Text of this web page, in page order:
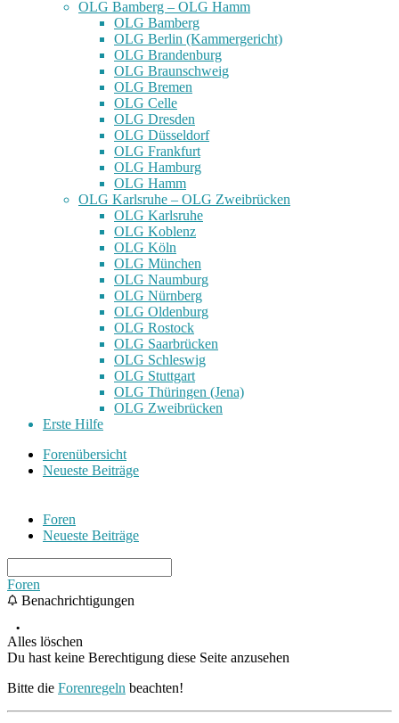
OLG Bamberg – OLG Hamm
OLG Bamberg
OLG Berlin (Kammergericht)
OLG Brandenburg
OLG Braunschweig
OLG Bremen
OLG Celle
OLG Dresden
OLG Düsseldorf
OLG Frankfurt
OLG Hamburg
OLG Hamm
OLG Karlsruhe – OLG Zweibrücken
OLG Karlsruhe
OLG Koblenz
OLG Köln
OLG München
OLG Naumburg
OLG Nürnberg
OLG Oldenburg
OLG Rostock
OLG Saarbrücken
OLG Schleswig
OLG Stuttgart
OLG Thüringen (Jena)
OLG Zweibrücken
Erste Hilfe
Forenübersicht
Neueste Beiträge
Foren
Neueste Beiträge
Foren
Benachrichtigungen
Alles löschen
Du hast keine Berechtigung diese Seite anzusehen
Bitte die Forenregeln beachten!